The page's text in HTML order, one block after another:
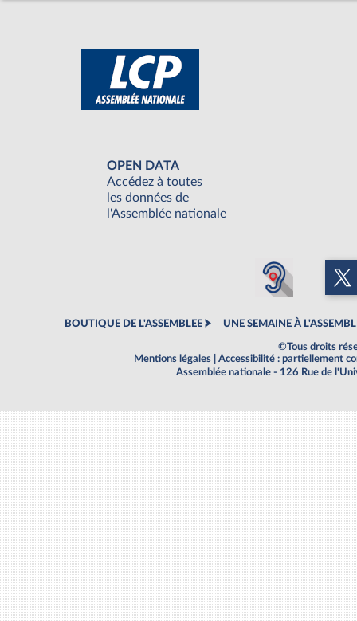
OPEN DATA
Accédez à toutes
les données de
l'Assemblée nationale
BOUTIQUE DE L'ASSEMBLEE UNE SEMAINE À
©Tous droits
Mentions légales
Accessibilité : partiellement
Assemblée nationale - 126 Rue de